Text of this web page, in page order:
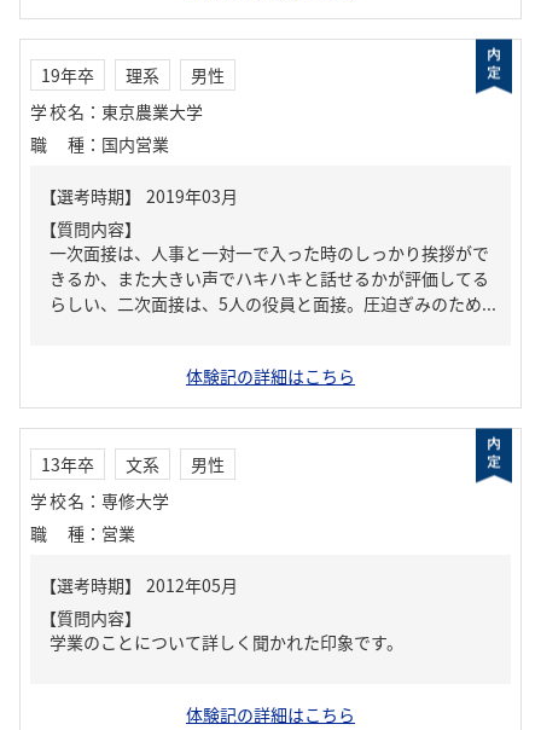
19年卒 理系
男性
学校名 ： 東京農業大学
職種 ： 国内営業
【質問内容】
一次面接は、人事と一対一で入った時のしっかり挨拶がで
きるか、また大きい声でハキハキと話せるかが評価してる
らしい、二次面接は、5人の役員と面接。圧迫ぎみのため...
体験記の詳細はこちら
13年卒 文系
男性
学校名 ： 専修大学
職種 ： 営業
【質問内容】
学業のことについて詳しく聞かれた印象です。
体験記の詳細はこちら